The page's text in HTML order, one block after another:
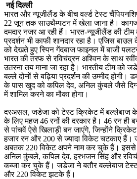
नई दिल्ली
भारत और न्यूजीलैंड के बीच वर्ल्ड टेस्ट
22 जून तक साउथैम्पटन में खेला जाना है। कागज
दमदार नजर आ रही हैं। भारत-न्यूजीलैंड की टीम
प्रदर्शन भी काफी शानदार रहा है। एजिस
को देखते हुए स्पिन गेंदबाज फाइनल में बाजी
भारत की तरफ से रविचंद्रन अश्विन के साथ
उतरना तय माना जा रहा है। भारतीय टीम को
बल्ले दोनों से बढ़िया प्रदर्शन की उम्मीद
के पास खुद को कपिल देव, अनिल कुंबले जैसे
में शामिल करने का मौका होगा।
दरअसल, जडेजा को टेस्ट क्रिकेट में बल्लेबाज के
के लिए महज 46 रनों की दरकार है। 46 रन ही
से पांचवें ऐसे खिलाड़ी बन जाएंगे, जिन्होंने
हजार रन और 200 से ज्यादा विकेट चटकाए
अबतक 220 विकेट अपने नाम कर चुके हैं। इससे
अनिल कुंबले, कपिल देव, हरभजन सिंह और
कब्जा कर चुके हैं। जडेजा ने बतौर बल्लेबाज
और 220 विकेट झटके हैं।